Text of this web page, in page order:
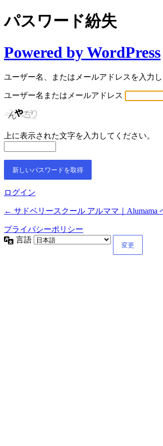
パスワード紛失
Powered by WordPress
ユーザー名、またはメールアドレスを入力
ユーザー名またはメールアドレス
上に表示された文字を入力してください。
ログイン
← サドベリースクール アルママ｜Alumama
プライバシーポリシー
言語